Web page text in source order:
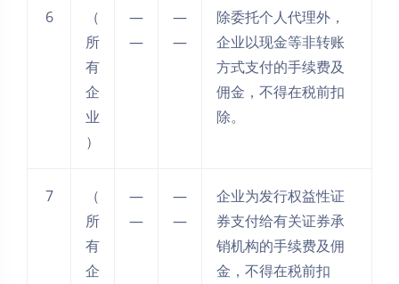
6
（
所
有
企
业
）
—
—
—
—
除委托个人代理外，
企业以现金等非转账
方式支付的手续费及
佣金，不得在税前扣
除。
7
（
所
有
企
—
—
—
—
企业为发行权益性证
券支付给有关证券承
销机构的手续费及佣
金，不得在税前扣